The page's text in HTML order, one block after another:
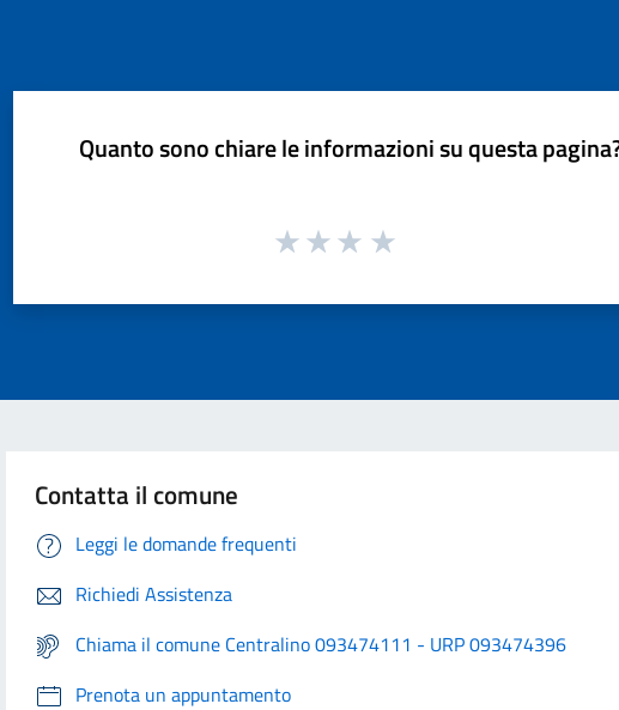
Quanto sono chiare le informazioni su questa
Contatta il comune
Leggi le domande frequenti
Richiedi Assistenza
Chiama il comune Centralino 093474111 - URP 093474396
Prenota un appuntamento